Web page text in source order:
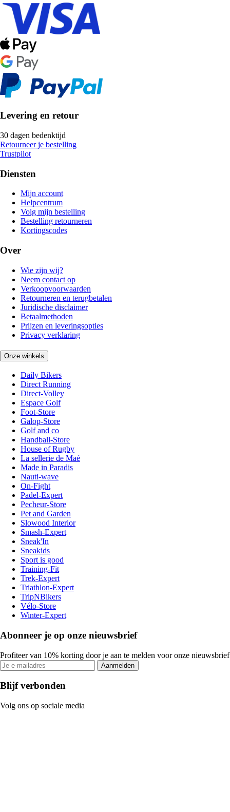
Levering en retour
30 dagen bedenktijd
Retourneer je bestelling
Trustpilot
Diensten
Mijn account
Helpcentrum
Volg mijn bestelling
Bestelling retourneren
Kortingscodes
Over
Wie zijn wij?
Neem contact op
Verkoopvoorwaarden
Retourneren en terugbetalen
Juridische disclaimer
Betaalmethoden
Prijzen en leveringsopties
Privacy verklaring
Onze winkels
Daily Bikers
Direct Running
Direct-Volley
Espace Golf
Foot-Store
Galop-Store
Golf and co
Handball-Store
House of Rugby
La sellerie de Maé
Made in Paradis
Nauti-wave
On-Fight
Padel-Expert
Pecheur-Store
Pet and Garden
Slowood Interior
Smash-Expert
Sneak'In
Sneakids
Sport is good
Training-Fit
Trek-Expert
Triathlon-Expert
TripNBikers
Vélo-Store
Winter-Expert
Abonneer je op onze nieuwsbrief
Profiteer van 10% korting door je aan te melden voor onze nieuwsbrief
Aanmelden
Blijf verbonden
Volg ons op sociale media